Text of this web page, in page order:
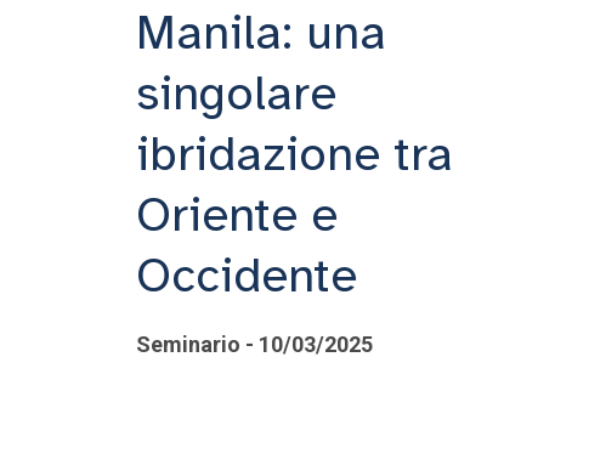
Manila: una
singolare
ibridazione tra
Oriente e
Occidente
Seminario - 10/03/2025